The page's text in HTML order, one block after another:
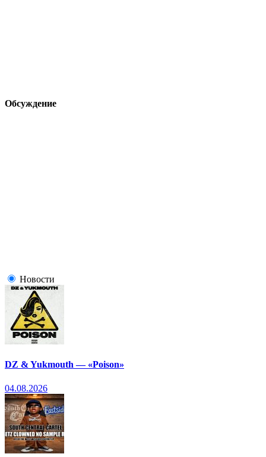
Обсуждение
Новости
DZ & Yukmouth — «Poison»
04.08.2026